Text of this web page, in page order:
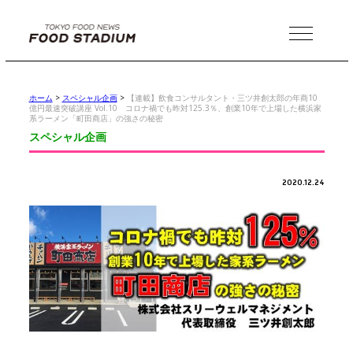
MENU
ホーム > スペシャル企画>
【連載】飲食コンサルタント・三ツ井創太郎の年商10
億円最速突破講座 Vol.10 コロナ禍でも昨対125.3％、創業10年で上場した横浜家
系ラーメン「町田商店」の強さの秘密
スペシャル企画
2020.12.24